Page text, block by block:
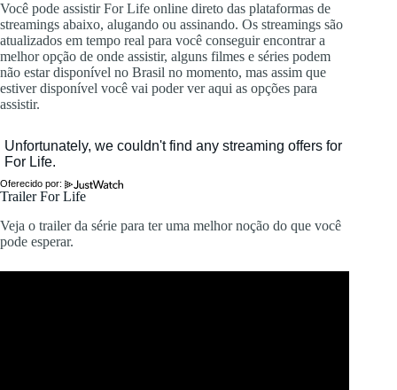
Você pode assistir For Life online direto das plataformas de
streamings abaixo, alugando ou assinando. Os streamings são
atualizados em tempo real para você conseguir encontrar a
melhor opção de onde assistir, alguns filmes e séries podem
não estar disponível no Brasil no momento, mas assim que
estiver disponível você vai poder ver aqui as opções para
assistir.
Oferecido por:
Trailer For Life
Veja o trailer da série para ter uma melhor noção do que você
pode esperar.